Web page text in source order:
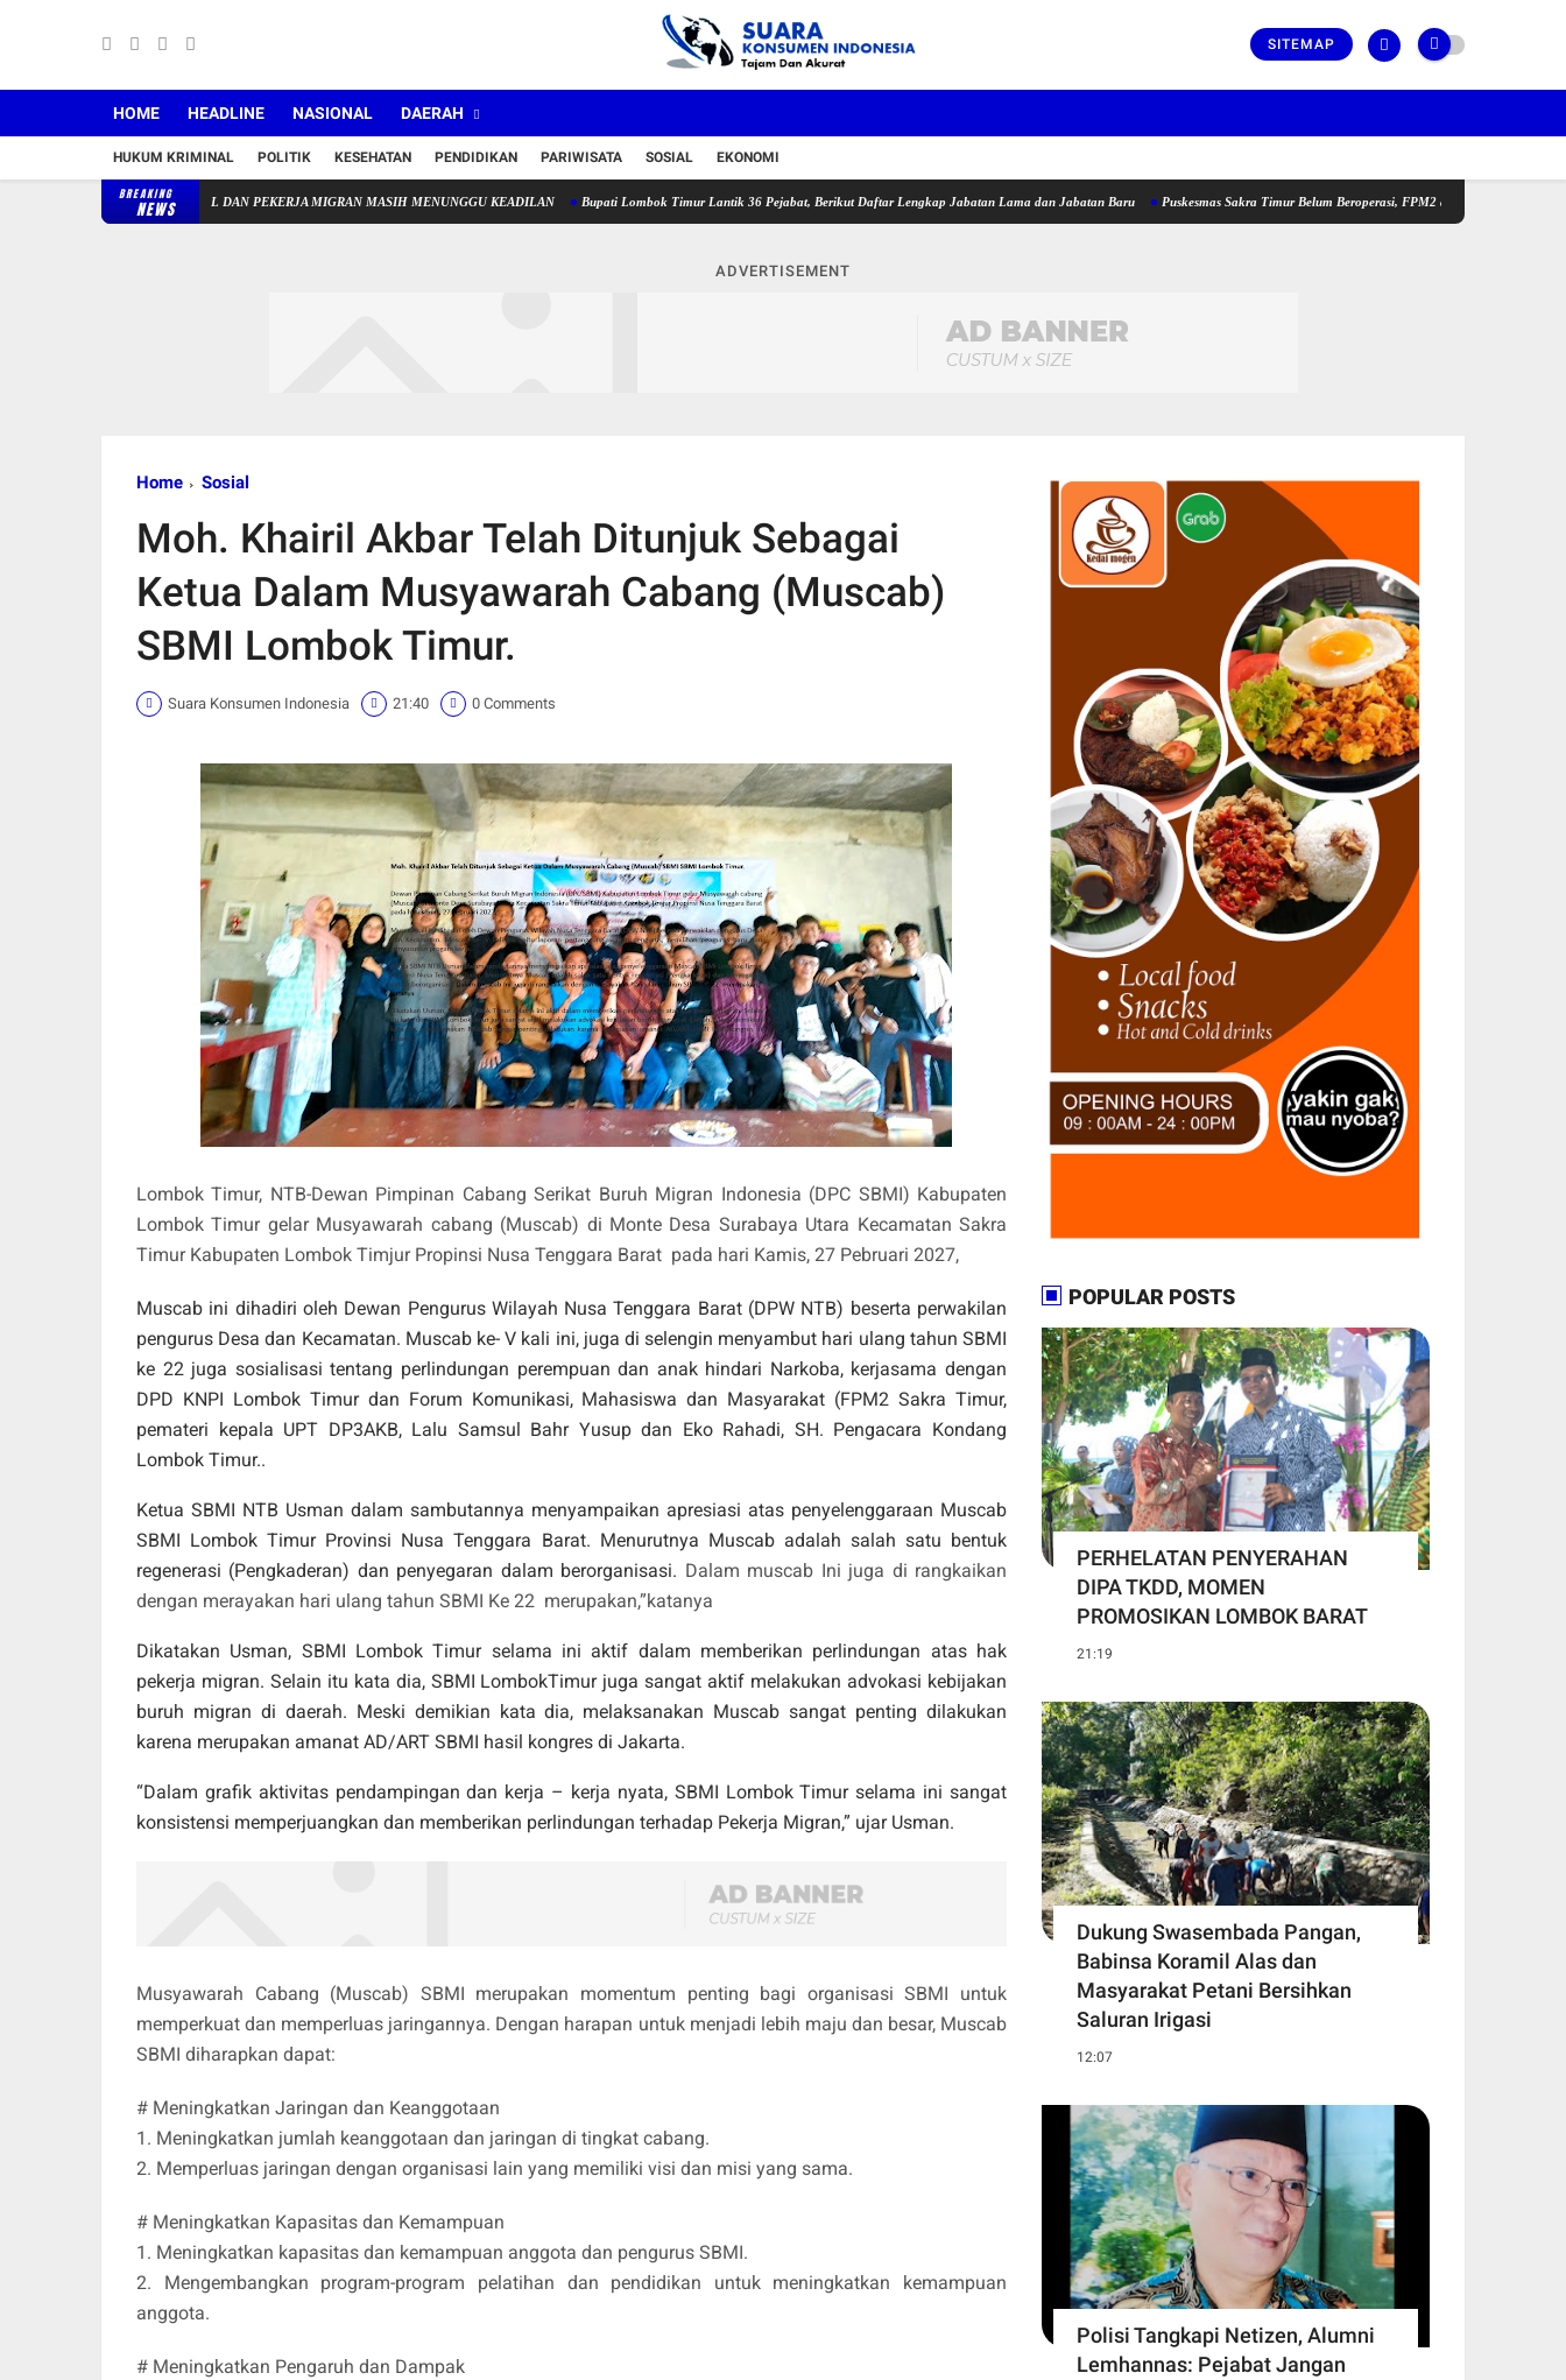
SITEMAP
HOME HEADLINE NASIONAL DAERAH
HUKUM KRIMINAL POLITIK KESEHATAN PENDIDIKAN PARIWISATA SOSIAL EKONOMI
BREAKING
NEWS
PAUD NONFORMAL DAN PEKERJA MIGRAN MASIH MENUNGGU KEADILAN Bupati Lombok Timur Lantik 36 Pejabat, Berikut Daftar Lengkap Jabatan Lama dan Jabatan Baru Puskesmas Sakra Timur Belum Beroperasi, FPM2 dan SBM NTB Pertanyakan
ADVERTISEMENT
Home Sosial
Moh. Khairil Akbar Telah Ditunjuk Sebagai
Ketua Dalam Musyawarah Cabang (Muscab)
SBMI Lombok Timur.
Suara Konsumen Indonesia 21:40 0 Comments
Lombok Timur, NTB-Dewan Pimpinan Cabang Serikat Buruh Migran Indonesia (DPC SBMI) Kabupaten
Lombok Timur gelar Musyawarah cabang (Muscab) di Monte Desa Surabaya Utara Kecamatan Sakra
Timur Kabupaten Lombok Timjur Propinsi Nusa Tenggara Barat pada hari Kamis, 27 Pebruari 2027,
Muscab ini dihadiri oleh Dewan Pengurus Wilayah Nusa Tenggara Barat (DPW NTB) beserta perwakilan
pengurus Desa dan Kecamatan. Muscab ke- V kali ini, juga di selengin menyambut hari ulang tahun SBMI
ke 22 juga sosialisasi tentang perlindungan perempuan dan anak hindari Narkoba, kerjasama dengan
DPD KNPI Lombok Timur dan Forum Komunikasi, Mahasiswa dan Masyarakat (FPM2 Sakra Timur,
pemateri kepala UPT DP3AKB, Lalu Samsul Bahr Yusup dan Eko Rahadi, SH. Pengacara Kondang
Lombok Timur..
Ketua SBMI NTB Usman dalam sambutannya menyampaikan apresiasi atas penyelenggaraan Muscab
SBMI Lombok Timur Provinsi Nusa Tenggara Barat. Menurutnya Muscab adalah salah satu bentuk
regenerasi (Pengkaderan) dan penyegaran dalam berorganisasi. Dalam muscab Ini juga di rangkaikan
dengan merayakan hari ulang tahun SBMI Ke 22 merupakan,”katanya
Dikatakan Usman, SBMI Lombok Timur selama ini aktif dalam memberikan perlindungan atas hak
pekerja migran. Selain itu kata dia, SBMI LombokTimur juga sangat aktif melakukan advokasi kebijakan
buruh migran di daerah. Meski demikian kata dia, melaksanakan Muscab sangat penting dilakukan
karena merupakan amanat AD/ART SBMI hasil kongres di Jakarta.
“Dalam grafik aktivitas pendampingan dan kerja – kerja nyata, SBMI Lombok Timur selama ini sangat
konsistensi memperjuangkan dan memberikan perlindungan terhadap Pekerja Migran,” ujar Usman.
Musyawarah Cabang (Muscab) SBMI merupakan momentum penting bagi organisasi SBMI untuk
memperkuat dan memperluas jaringannya. Dengan harapan untuk menjadi lebih maju dan besar, Muscab
SBMI diharapkan dapat:
# Meningkatkan Jaringan dan Keanggotaan
1. Meningkatkan jumlah keanggotaan dan jaringan di tingkat cabang.
2. Memperluas jaringan dengan organisasi lain yang memiliki visi dan misi yang sama.
# Meningkatkan Kapasitas dan Kemampuan
1. Meningkatkan kapasitas dan kemampuan anggota dan pengurus SBMI.
2. Mengembangkan program-program pelatihan dan pendidikan untuk meningkatkan kemampuan
anggota.
# Meningkatkan Pengaruh dan Dampak
POPULAR POSTS
PERHELATAN PENYERAHAN
DIPA TKDD, MOMEN
PROMOSIKAN LOMBOK BARAT
21:19
Dukung Swasembada Pangan,
Babinsa Koramil Alas dan
Masyarakat Petani Bersihkan
Saluran Irigasi
12:07
Polisi Tangkapi Netizen, Alumni
Lemhannas: Pejabat Jangan